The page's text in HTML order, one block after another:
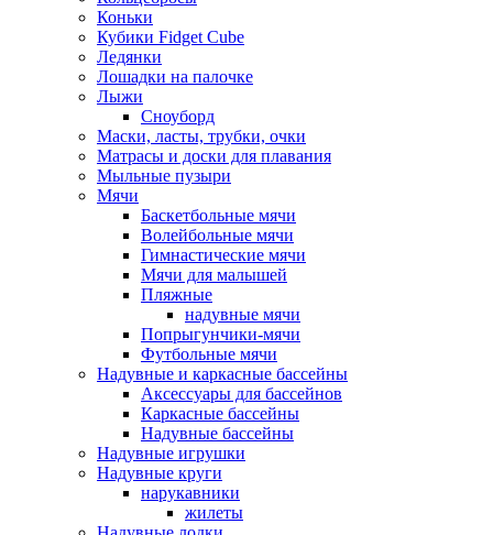
Коньки
Кубики Fidget Cube
Ледянки
Лошадки на палочке
Лыжи
Сноуборд
Маски, ласты, трубки, очки
Матрасы и доски для плавания
Мыльные пузыри
Мячи
Баскетбольные мячи
Волейбольные мячи
Гимнастические мячи
Мячи для малышей
Пляжные
надувные мячи
Попрыгунчики-мячи
Футбольные мячи
Надувные и каркасные бассейны
Аксессуары для бассейнов
Каркасные бассейны
Надувные бассейны
Надувные игрушки
Надувные круги
нарукавники
жилеты